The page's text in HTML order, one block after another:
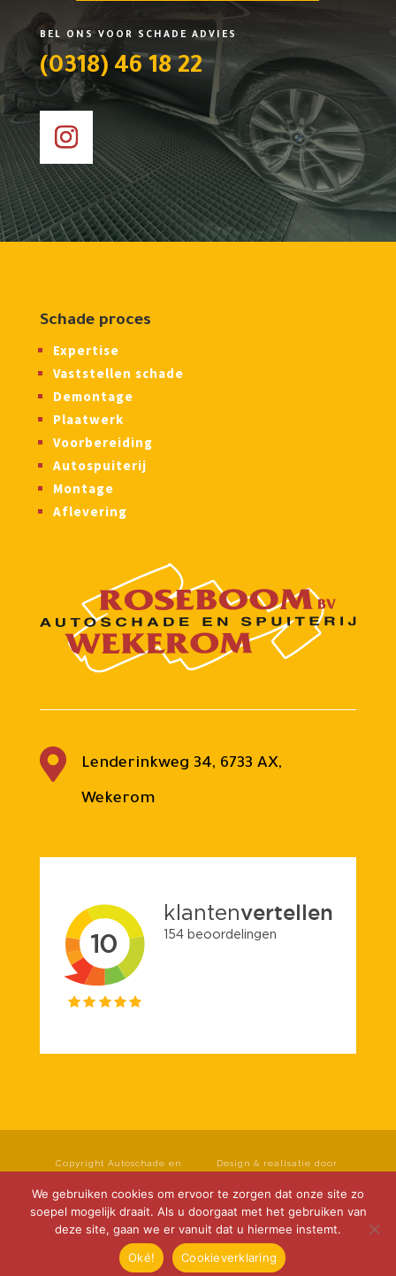
BEL ONS VOOR SCHADE ADVIES
(0318) 46 18 22
Schade proces
Expertise
Vaststellen schade
Demontage
Plaatwerk
Voorbereiding
Autospuiterij
Montage
Aflevering

Lenderinkweg 34, 6733 AX,
Wekerom
Copyright Autoschade en
rechten voorbehouden.
Privacyverklaring |
Cookieverklaring
Disclaimer
Design & realisatie door
Klok Media
We gebruiken cookies om ervoor te zorgen dat onze site zo
soepel mogelijk draait. Als u doorgaat met het gebruiken van
deze site, gaan we er vanuit dat u hiermee instemt.
Oké!
Cookieverklaring